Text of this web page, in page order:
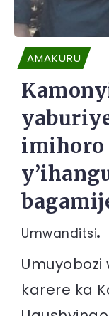
AMAKURU
imihoro
Umwanditsi
Umuyobozi
karere ka